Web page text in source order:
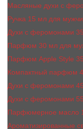
Масляные духи c
Ручка 15 мл для
Духи с феромонами
Парфюм 30 мл для
Парфюм Apple Style
Компактный парфюм
Духи с феромонами
Духи с феромонами
Парфюмерное масло
Ароматизированные